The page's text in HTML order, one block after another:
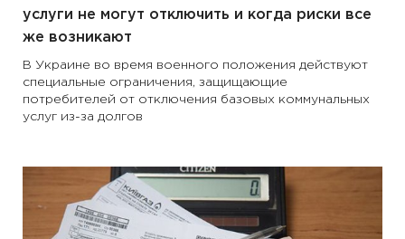
услуги не могут отключить и когда риски все
же возникают
В Украине во время военного положения действуют
специальные ограничения, защищающие
потребителей от отключения базовых коммунальных
услуг из-за долгов